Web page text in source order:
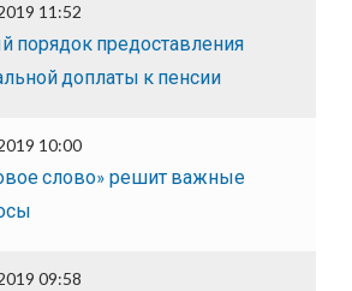
11:52
порядок предоставления
доплаты к пенсии
10:00
слово» решит важные
09:58